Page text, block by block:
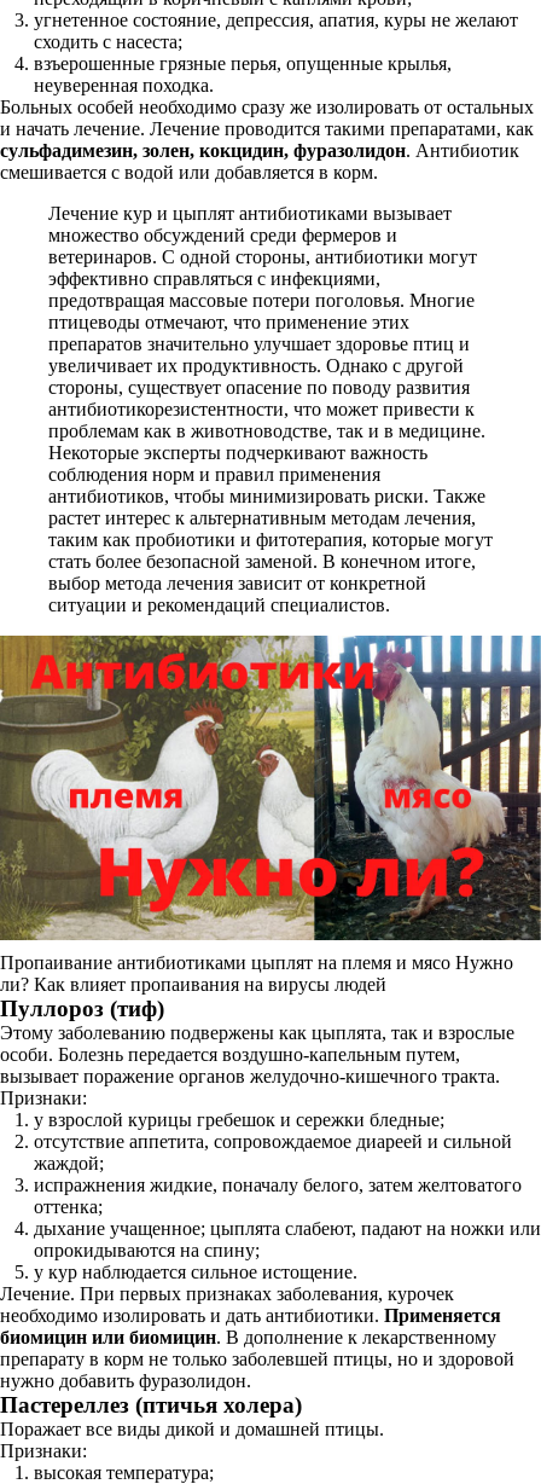
угнетенное состояние, депрессия, апатия, куры не желают
сходить с насеста;
взъерошенные грязные перья, опущенные крылья,
неуверенная походка.
Больных особей необходимо сразу же изолировать от остальных
и начать лечение. Лечение проводится такими препаратами, как
сульфадимезин, золен, кокцидин, фуразолидон. Антибиотик
смешивается с водой или добавляется в корм.
Лечение кур и цыплят антибиотиками вызывает
множество обсуждений среди фермеров и
ветеринаров. С одной стороны, антибиотики могут
эффективно справляться с инфекциями,
предотвращая массовые потери поголовья. Многие
птицеводы отмечают, что применение этих
препаратов значительно улучшает здоровье птиц и
увеличивает их продуктивность. Однако с другой
стороны, существует опасение по поводу развития
антибиотикорезистентности, что может привести к
проблемам как в животноводстве, так и в медицине.
Некоторые эксперты подчеркивают важность
соблюдения норм и правил применения
антибиотиков, чтобы минимизировать риски. Также
растет интерес к альтернативным методам лечения,
таким как пробиотики и фитотерапия, которые могут
стать более безопасной заменой. В конечном итоге,
выбор метода лечения зависит от конкретной
ситуации и рекомендаций специалистов.
Пропаивание антибиотиками цыплят на племя и мясо Нужно
ли? Как влияет пропаивания на вирусы людей
Пуллороз (тиф)
Этому заболеванию подвержены как цыплята, так и взрослые
особи. Болезнь передается воздушно-капельным путем,
вызывает поражение органов желудочно-кишечного тракта.
Признаки:
у взрослой курицы гребешок и сережки бледные;
отсутствие аппетита, сопровождаемое диареей и сильной
жаждой;
испражнения жидкие, поначалу белого, затем желтоватого
оттенка;
дыхание учащенное; цыплята слабеют, падают на ножки или
опрокидываются на спину;
у кур наблюдается сильное истощение.
Лечение. При первых признаках заболевания, курочек
необходимо изолировать и дать антибиотики. Применяется
биомицин или биомицин. В дополнение к лекарственному
препарату в корм не только заболевшей птицы, но и здоровой
нужно добавить фуразолидон.
Пастереллез (птичья холера)
Поражает все виды дикой и домашней птицы.
Признаки:
высокая температура;